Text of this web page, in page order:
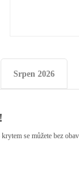
Srpen 2026
se můžete bez